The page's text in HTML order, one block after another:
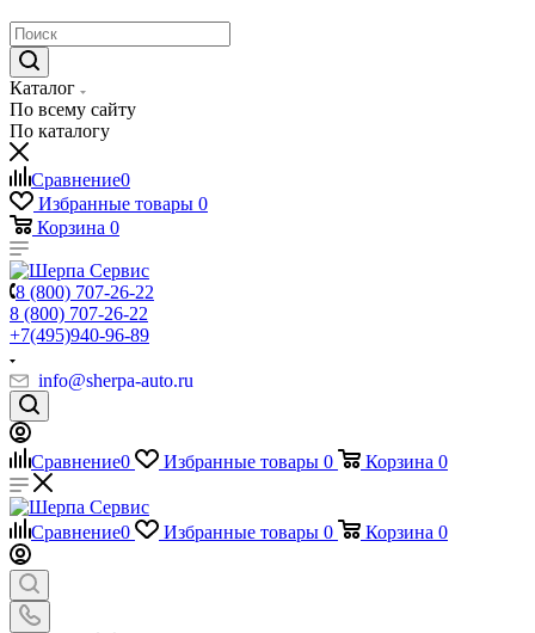
Каталог
По всему сайту
По каталогу
Сравнение0
Избранные товары 0
Корзина 0
8 (800) 707-26-22
8 (800) 707-26-22
+7(495)940-96-89
info@sherpa-auto.ru
Сравнение0 Избранные товары 0 Корзина 0
Сравнение0 Избранные товары 0 Корзина 0